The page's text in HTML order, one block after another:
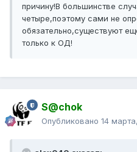
причину!В большинстве
четыре,поэтому сами не
обязательно,существуют
только к ОД!
S@chok
Опубликовано 14